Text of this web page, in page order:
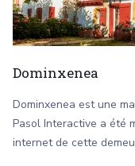
Dominxenea
Dominxenea est une
Pasol Interactive a été
internet de cette